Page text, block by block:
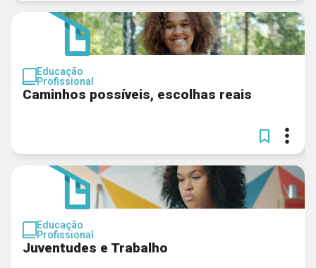
Educação
Profissional
Caminhos possíveis, escolhas reais
Educação
Profissional
Juventudes e Trabalho